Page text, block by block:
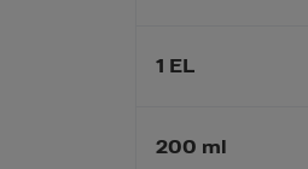
1 EL
200 ml